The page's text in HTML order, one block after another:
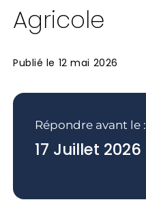
Agricole
Publié le 12 mai 2026
Répondre avant le :
17 Juillet 2026